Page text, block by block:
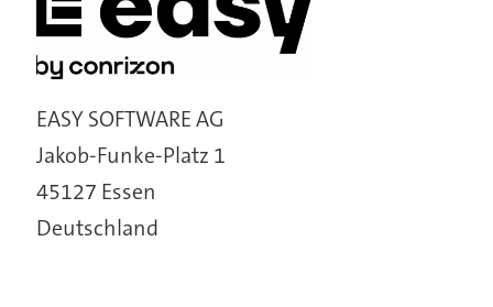
EASY SOFTWARE AG
Jakob-Funke-Platz 1
45127 Essen
Deutschland